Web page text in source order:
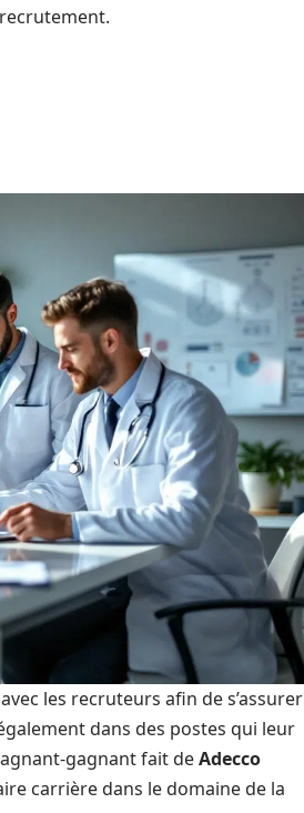
les recruteurs afin de s’assurer
dans des postes qui leur
gagnant fait deAdecco
carrière dans le domaine de la